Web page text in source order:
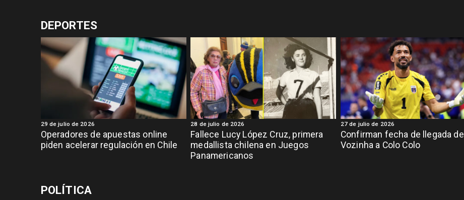
DEPORTES
Operadores de apuestas online
piden acelerar regulación en Chile
29 de julio de 2026
Fallece Lucy López Cruz, primera
medallista chilena en Juegos
Panamericanos
28 de julio de 2026
Confirman fecha de llegada de
Vozinha a Colo Colo
27 de julio de 2026
POLÍTICA